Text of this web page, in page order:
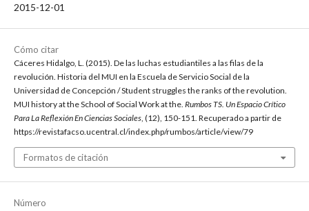
2015-12-01
Cómo citar
Cáceres Hidalgo, L. (2015). De las luchas estudiantiles a las filas de la
revolución. Historia del MUI en la Escuela de Servicio Social de la
Universidad de Concepción / Student struggles the ranks of the revolution.
MUI history at the School of Social Work at the. Rumbos TS. Un Espacio Crítico
Para La Reflexión En Ciencias Sociales , (12), 150-151. Recuperado a partir de
https://revistafacso.ucentral.cl/index.php/rumbos/article/view/79
Formatos de citación
Número